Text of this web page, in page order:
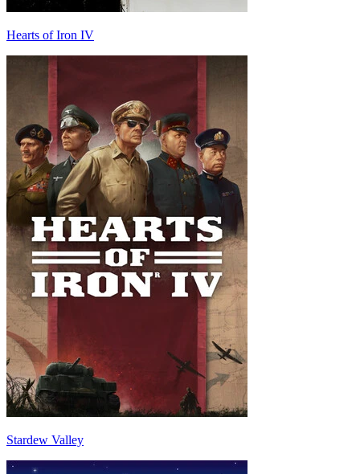
Hearts of Iron IV
Stardew Valley